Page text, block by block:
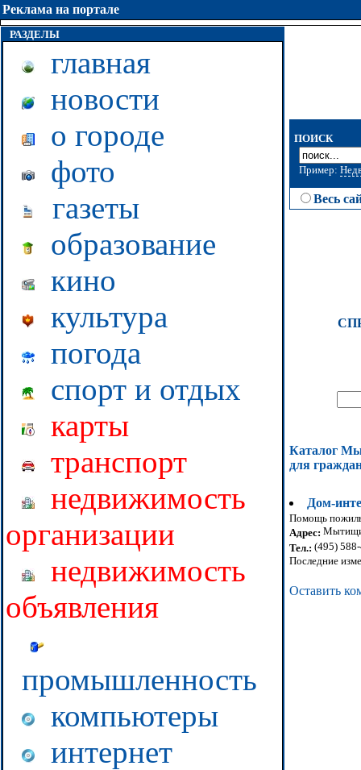
Реклама на портале
РАЗДЕЛЫ
главная
новости
о городе
фото
газеты
образование
кино
культура
погода
спорт и отдых
карты
транспорт
недвижимость
организации
недвижимость
объявления
промышленность
компьютеры
интернет
ПОИСК
Пример:
Весь
Каталог
для
Дом-
Помощь
Адрес:
Тел.: (495)
Последние
Оставить